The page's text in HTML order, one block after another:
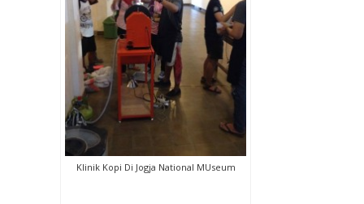
Klinik Kopi Di Jogja National MUseum